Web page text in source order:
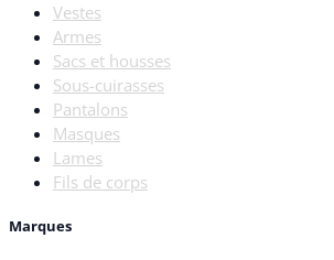
Vestes
Armes
Sacs et housses
Sous-cuirasses
Pantalons
Masques
Lames
Fils de corps
Marques